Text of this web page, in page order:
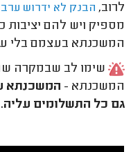
לרוב, הבנק לא ידרוש ערב
מספיק ויש להם יציבות
המשכנתא בעצמם בלי
שימו לב שבמקרה
המשכנתא - המשכנתא
גם כל התשלומים עליה.